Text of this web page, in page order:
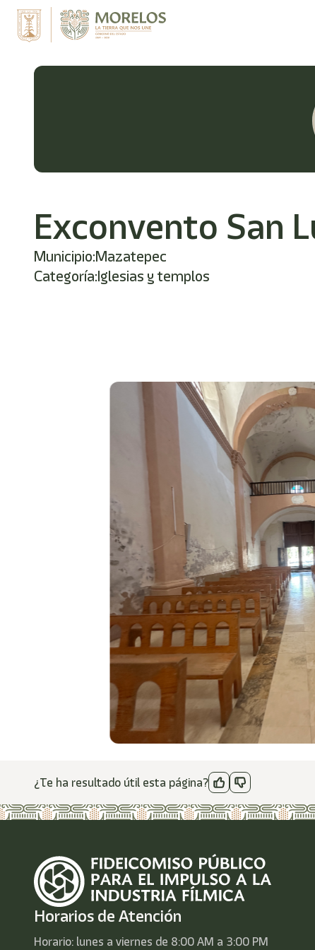
Exconvento San
Municipio:Mazatepec
Categoría:Iglesias y templos
¿Te ha resultado útil esta página?
Horarios de Atención
Horario: lunes a viernes de 8:00 AM a 3:00 PM